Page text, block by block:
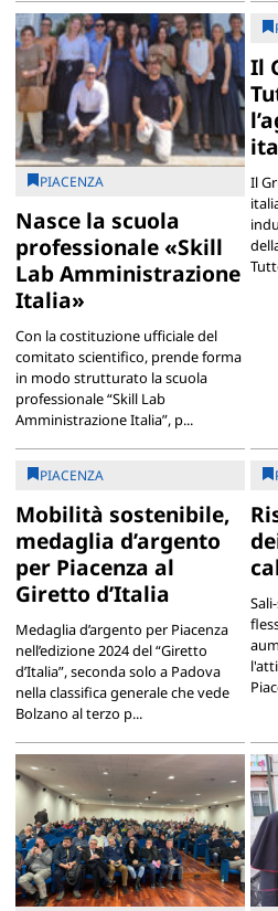
PIACENZA
Nasce la scuola
professionale «Skill
Lab Amministrazione
Italia»
Con la costituzione ufficiale del
comitato scientifico, prende forma
in modo strutturato la scuola
professionale “Skill Lab
Amministrazione Italia”, p...
Il
Il
PIACENZA
Mobilità sostenibile,
medaglia d’argento
per Piacenza al
Giretto d’Italia
Medaglia d’argento per Piacenza
nell’edizione 2024 del “Giretto
d’Italia”, seconda solo a Padova
nella classifica generale che vede
Bolzano al terzo p...